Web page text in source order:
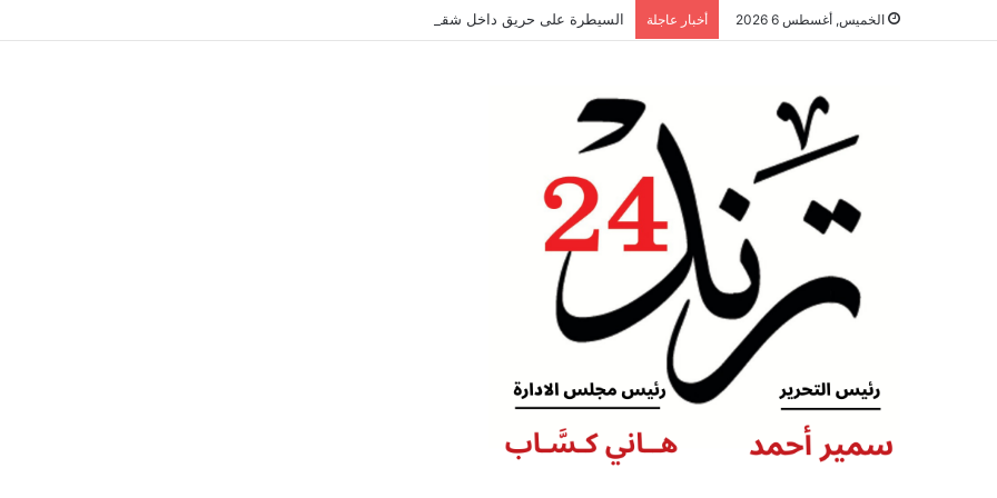
الخميس, أغسطس 6 2026 أخبار عاجلة السيطرة على حريق داخل شقة سكنية بوسط أسوان دون وقوع إصابات